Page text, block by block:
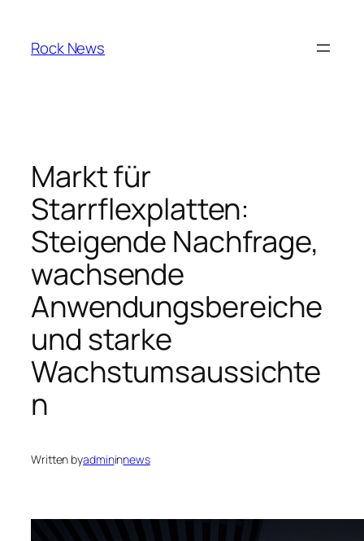
content
Rock News
Markt für
Starrflexplatten:
Steigende Nachfrage,
wachsende
Anwendungsbereiche
und starke
Wachstumsaussichte
n
Written byadmininnews